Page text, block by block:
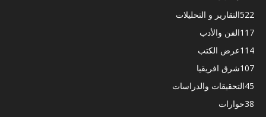
التقارير و التحليلات522
الفن والأدب117
عرض الكتب114
شرق افريقيا107
التحقيقات والدراسات45
حوارات38